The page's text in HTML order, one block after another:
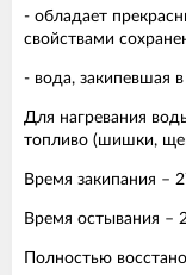
- обладает
свойствами
- вода, закипевшая
Для нагревания
топливо (шишки,
Время закипания –
Время остывания –
Полностью